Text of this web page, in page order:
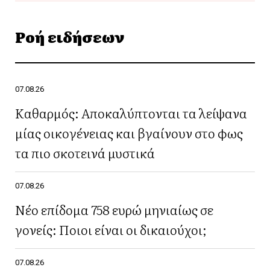
Ροή ειδήσεων
07.08.26
Καθαρμός: Αποκαλύπτονται τα λείψανα
μίας οικογένειας και βγαίνουν στο φως
τα πιο σκοτεινά μυστικά
07.08.26
Νέο επίδομα 758 ευρώ μηνιαίως σε
γονείς: Ποιοι είναι οι δικαιούχοι;
07.08.26